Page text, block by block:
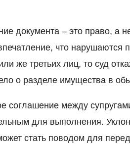
документа – это право, а
что нарушаются
же третьих лиц, то суд
о разделе имущества в
соглашение между
для выполнения.
стать поводом для